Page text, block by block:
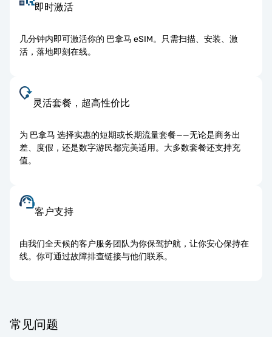
即时激活
几分钟内即可激活你的 巴拿马 eSIM。只需扫描、安装、激
活，落地即刻在线。
灵活套餐，超高性价比
为 巴拿马 选择实惠的短期或长期流量套餐——无论是商务出
差、度假，还是数字游民都完美适用。大多数套餐还支持充
值。
客户支持
由我们全天候的客户服务团队为你保驾护航，让你安心保持在
线。你可通过故障排查链接与他们联系。
常见问题